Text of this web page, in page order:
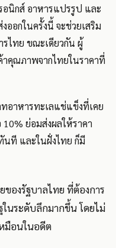
นิกส์ อาหารแปรรูป และ
ออกในครั้งนี้ จะช่วยเสริม
ไทย ขณะเดียวกัน ผู้
าคุณภาพจากไทยในราคาที่
อาหารทะเลแช่แข็งที่เคย
ย่อมส่งผลให้ราคา
นที และในฝั่งไทย ก็มี
องรัฐบาลไทย ที่ต้องการ
ในระดับลึกมากขึ้น โดยไม่
มือนในอดีต